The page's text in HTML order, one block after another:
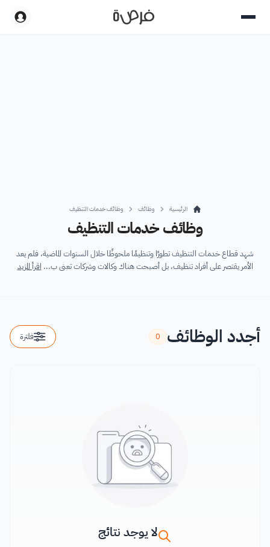
الرئيسية وظائف وظائف خدمات التنظيف
وظائف خدمات التنظيف
شهد قطاع خدمات التنظيف تطورًا وتنظيمًا ملحوظًا خلال السنوات الماضية، فلم يعد
الأمر يقتصر على أفراد تنظيف، بل أصبحت هناك وكالات وشركات تعنى ب... اقرأ المزيد
أجدد الوظائف 0 فلترة
لا يوجد نتائج